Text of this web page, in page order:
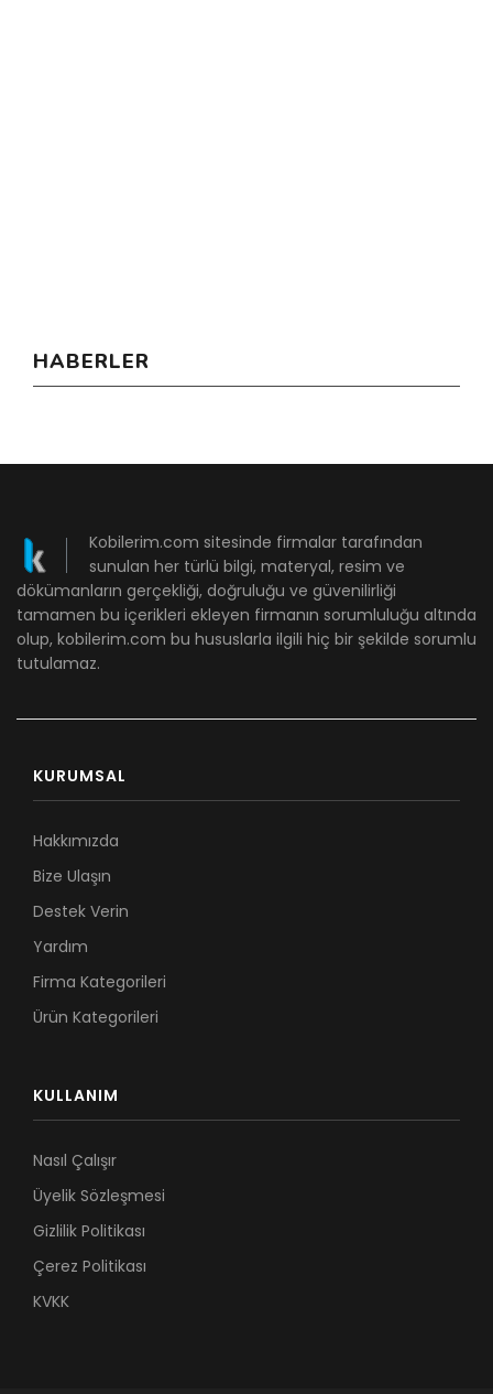
HABERLER
Kobilerim.com sitesinde firmalar tarafından
sunulan her türlü bilgi, materyal, resim ve
dökümanların gerçekliği, doğruluğu ve güvenilirliği
tamamen bu içerikleri ekleyen firmanın sorumluluğu altında
olup, kobilerim.com bu hususlarla ilgili hiç bir şekilde sorumlu
tutulamaz.
KURUMSAL
Hakkımızda
Bize Ulaşın
Destek Verin
Yardım
Firma Kategorileri
Ürün Kategorileri
KULLANIM
Nasıl Çalışır
Üyelik Sözleşmesi
Gizlilik Politikası
Çerez Politikası
KVKK